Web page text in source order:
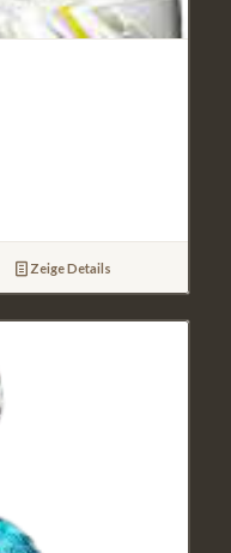
Zeige Details